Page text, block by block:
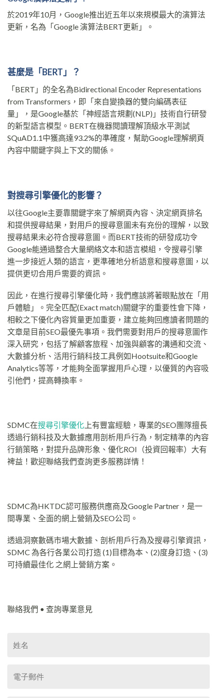
於2019年10月，Google推出近五年以來規模最大的演算法
更新，名為「Google 演算法BERT更新」。
甚麼是「BERT」？
「BERT」的全名為Bidirectional Encoder Representations
from Transformers，即「來自變換器的雙向編碼表征
量」，是Google基於「神經語言規劃(NLP)」技術自行研發
的新型語言模型。BERT在機器閱讀理解頂級水平測試
SQuAD1.1中獲高達93.2%的準確度，幫助Google理解網頁
內容中關鍵字與上下文的關係。
對搜尋引擎優化的影響？
以往Google主要靠關鍵字來了解網頁內容、決定網頁排名
和提供搜尋結果，對用戶的搜尋意圖未有充份的理解，以致
搜尋結果未必符合搜尋意圖。而BERT技術的研發成功令
Google能通過整合大量網絡文本和語言模組，令搜尋引擎
進一步接近人類的語言，更準確地分析語意和搜尋意圖，以
提供更切合用戶需要的資訊。
因此，在進行搜尋引擎優化時，我們應該將著眼點放在「用
戶體驗」。完全匹配(Exact match)關鍵字的重要性會下降，
相較之下優化內容質量更加重要，建立能夠回應讀者問題的
文章是目前SEO最優先事項。我們需要對用戶的搜尋意圖作
深入研究，包括了解顧客旅程、加強與顧客的溝通和交流、
大數據分析、活用行銷科技工具例如Hootsuite和Google
Analytics等等，才能夠全面掌握用戶心理，以優質的內容吸
引他們，提高轉換率。
SDMC在搜尋引擎優化 上有豐富經驗，專業的SEO團隊擅長
透過行銷科技及大數據應用剖析用戶行為，制定精準的內容
行銷策略，對提升品牌形象、優化ROI（投資回報率）大有
裨益！歡迎聯絡我們查詢更多服務詳情！
SDMC為HKTDC認可服務供應商及Google Partner，是一
間專業、全面的網上營銷及SEO公司。
透過洞察數碼市場大數據、剖析用戶行為及搜尋引擎資訊，
SDMC 為各行各業公司打造 (1)目標為本、(2)度身訂造、(3)
可持續最佳化 之網上營銷方案。
聯絡我們 • 查詢專業意見